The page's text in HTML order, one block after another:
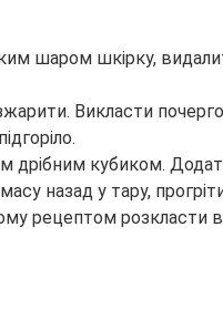
шаром шкірку,
Викласти
дрібним кубиком.
назад у тару,
рецептом